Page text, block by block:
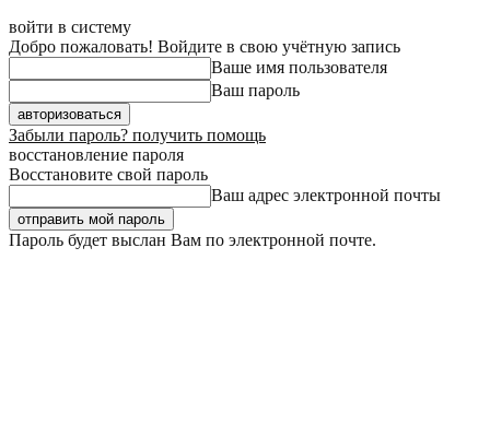
войти в систему
Добро пожаловать! Войдите в свою учётную запись
Ваше имя пользователя
Ваш пароль
Забыли пароль? получить помощь
восстановление пароля
Восстановите свой пароль
Ваш адрес электронной почты
Пароль будет выслан Вам по электронной почте.